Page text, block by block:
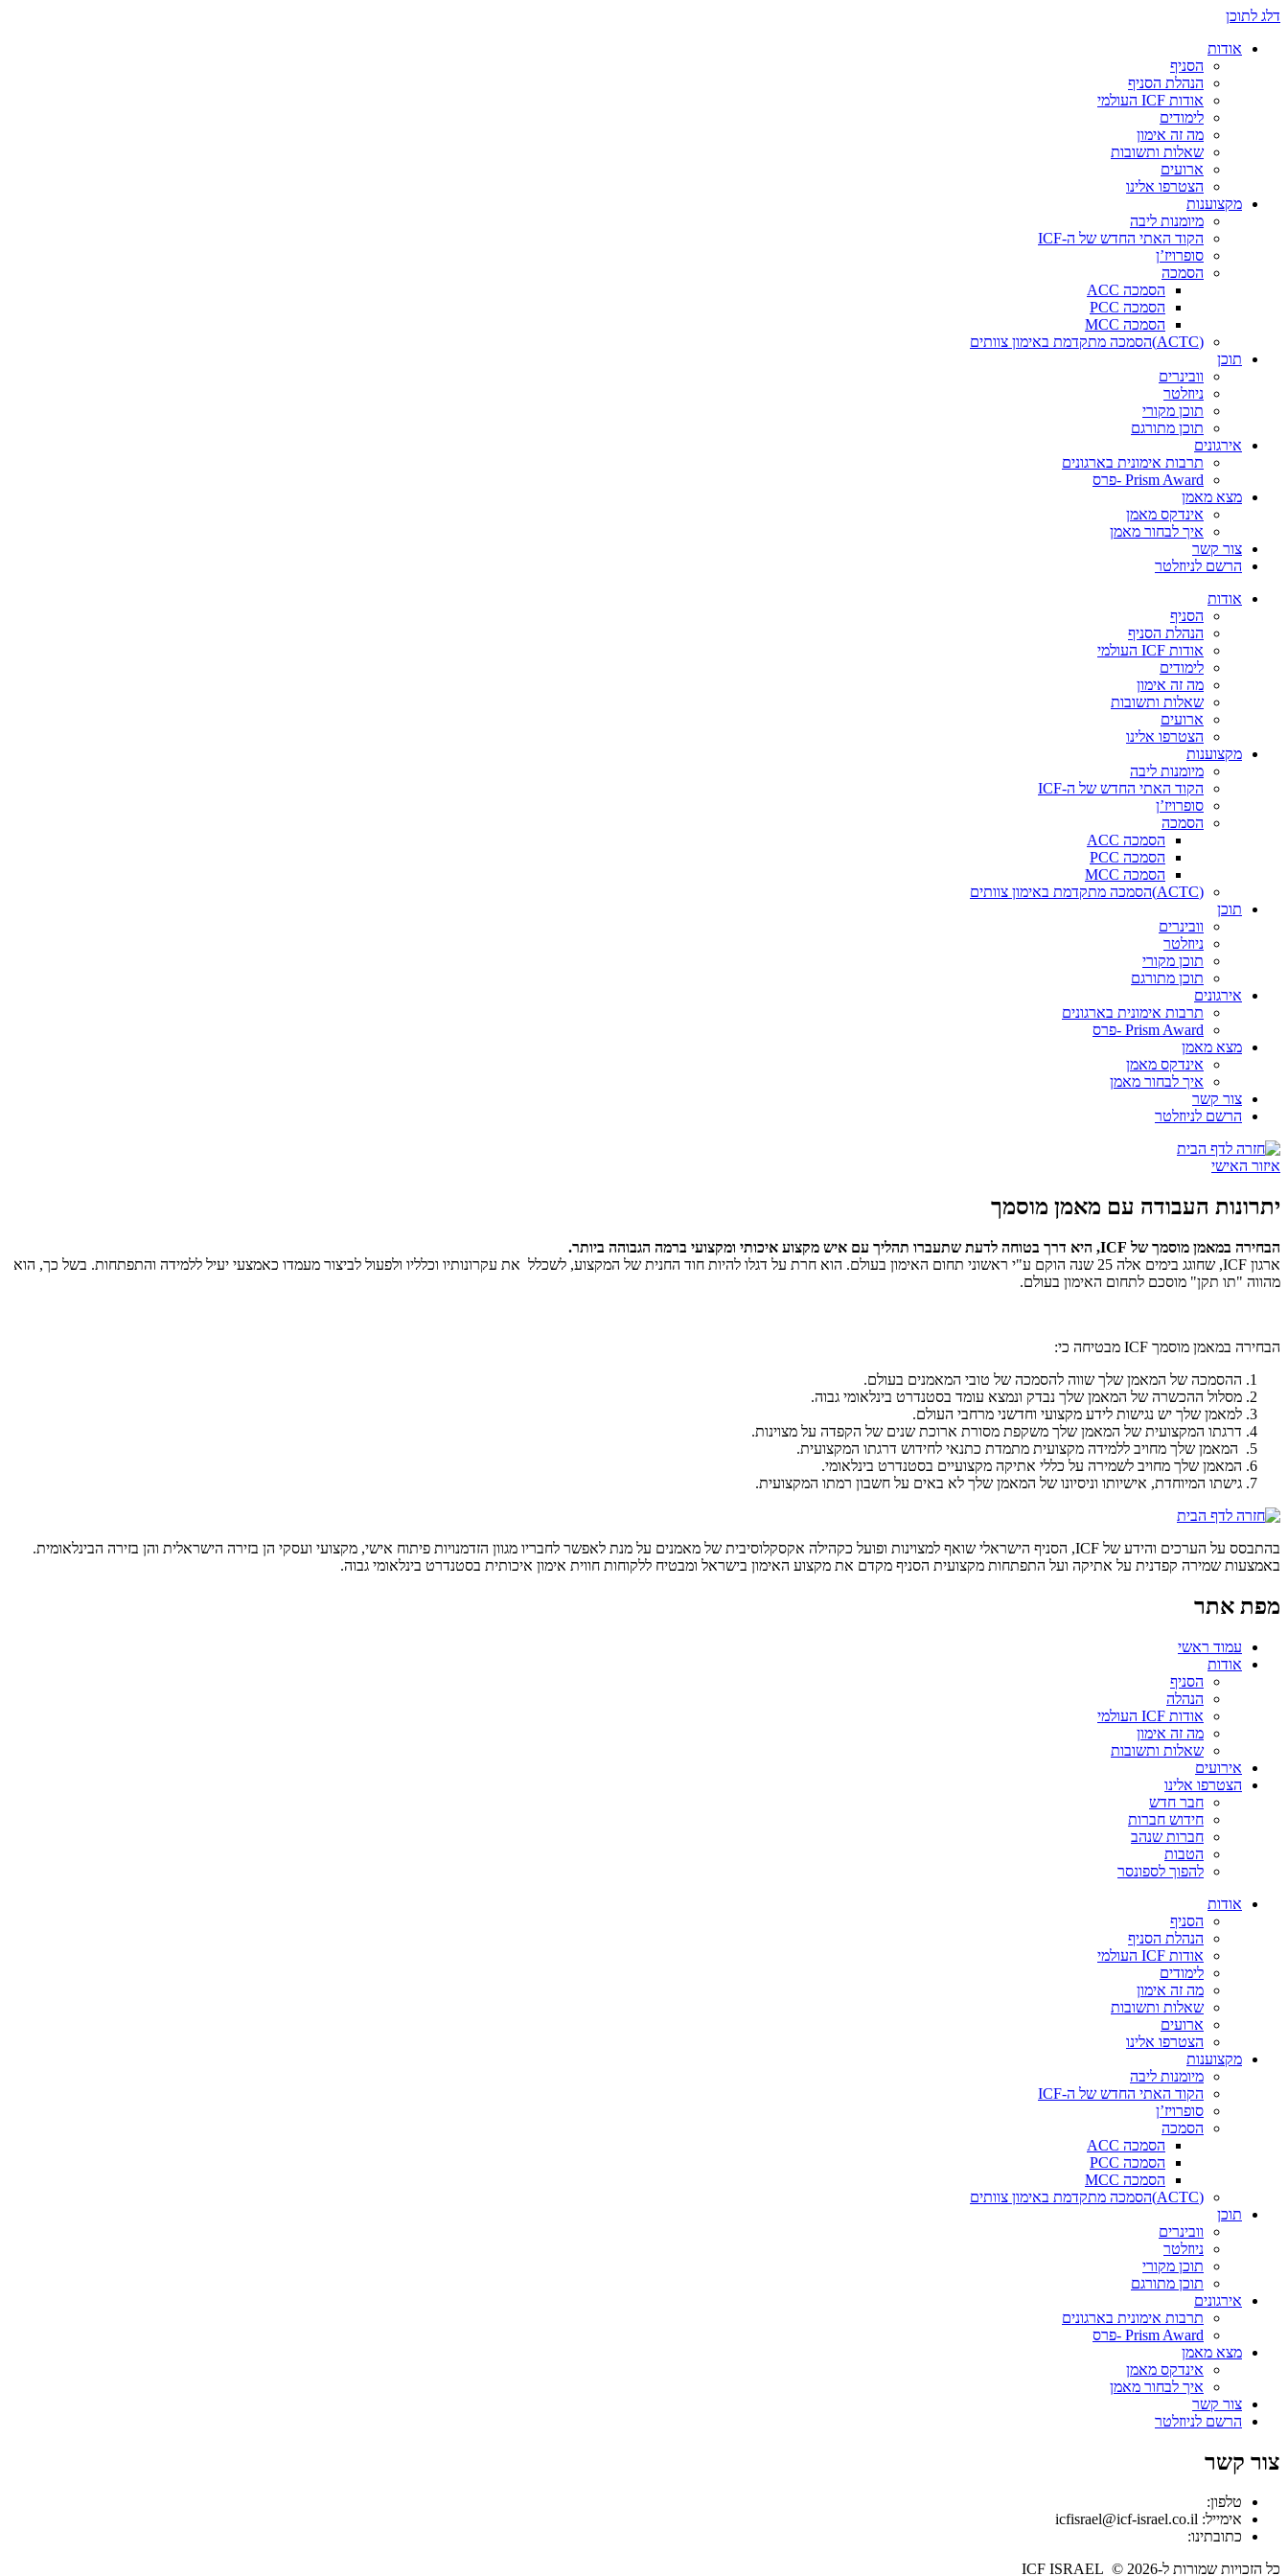
דלג לתוכן
אודות
הסניף
הנהלת הסניף
אודות ICF העולמי
לימודים
מה זה אימון
שאלות ותשובות
ארועים
הצטרפו אלינו
מקצוענות
מיומנות ליבה
הקוד האתי החדש של ה-ICF
סופרויז’ן
הסמכה
הסמכה ACC
הסמכה PCC
הסמכה MCC
(ACTC)הסמכה מתקדמת באימון צוותים
תוכן
וובינרים
ניוזלטר
תוכן מקורי
תוכן מתורגם
אירגונים
תרבות אימונית בארגונים
Prism Award -פרס
מצא מאמן
אינדקס מאמן
איך לבחור מאמן
צור קשר
הרשם לניוזלטר
אודות
הסניף
הנהלת הסניף
אודות ICF העולמי
לימודים
מה זה אימון
שאלות ותשובות
ארועים
הצטרפו אלינו
מקצוענות
מיומנות ליבה
הקוד האתי החדש של ה-ICF
סופרויז’ן
הסמכה
הסמכה ACC
הסמכה PCC
הסמכה MCC
(ACTC)הסמכה מתקדמת באימון צוותים
תוכן
וובינרים
ניוזלטר
תוכן מקורי
תוכן מתורגם
אירגונים
תרבות אימונית בארגונים
Prism Award -פרס
מצא מאמן
אינדקס מאמן
איך לבחור מאמן
צור קשר
הרשם לניוזלטר
איזור האישי
יתרונות העבודה עם מאמן מוסמך
הבחירה במאמן מוסמך של ICF, היא דרך בטוחה לדעת שתעברו תהליך עם איש מקצוע איכותי ומקצועי ברמה הגבוהה ביותר.
ארגון ICF, שחוגג בימים אלה 25 שנה הוקם ע"י ראשוני תחום האימון בעולם. הוא חרת על דגלו להיות חוד החנית של המקצוע, לשכלל את עקרונותיו וכלליו ולפעול לביצור מעמדו כאמצעי יעיל ללמידה והתפתחות. בשל כך, הוא
מהווה "תו תקן" מוסכם לתחום האימון בעולם.
הבחירה במאמן מוסמך ICF מבטיחה כי:
ההסמכה של המאמן שלך שווה להסמכה של טובי המאמנים בעולם.
מסלול ההכשרה של המאמן שלך נבדק ונמצא עומד בסטנדרט בינלאומי גבוה.
למאמן שלך יש נגישות לידע מקצועי וחדשני מרחבי העולם.
דרגתו המקצועית של המאמן שלך משקפת מסורת ארוכת שנים של הקפדה על מצוינות.
המאמן שלך מחויב ללמידה מקצועית מתמדת כתנאי לחידוש דרגתו המקצועית.
המאמן שלך מחויב לשמירה על כללי אתיקה מקצועיים בסטנדרט בינלאומי.
גישתו המיוחדת, אישיותו וניסיונו של המאמן שלך לא באים על חשבון רמתו המקצועית.
בהתבסס על הערכים והידע של ICF, הסניף הישראלי שואף למצוינות ופועל כקהילה אקסקלוסיבית של מאמנים על מנת לאפשר לחבריו מגוון הזדמנויות פיתוח אישי, מקצועי ועסקי הן בזירה הישראלית והן בזירה הבינלאומית.
באמצעות שמירה קפדנית על אתיקה ועל התפתחות מקצועית הסניף מקדם את מקצוע האימון בישראל ומבטיח ללקוחות חווית אימון איכותית בסטנדרט בינלאומי גבוה.
מפת אתר
עמוד ראשי
אודות
הסניף
הנהלה
אודות ICF העולמי
מה זה אימון
שאלות ותשובות
אירועים
הצטרפו אלינו
חבר חדש
חידוש חברות
חברות שנהב
הטבות
להפוך לספונסר
אודות
הסניף
הנהלת הסניף
אודות ICF העולמי
לימודים
מה זה אימון
שאלות ותשובות
ארועים
הצטרפו אלינו
מקצוענות
מיומנות ליבה
הקוד האתי החדש של ה-ICF
סופרויז’ן
הסמכה
הסמכה ACC
הסמכה PCC
הסמכה MCC
(ACTC)הסמכה מתקדמת באימון צוותים
תוכן
וובינרים
ניוזלטר
תוכן מקורי
תוכן מתורגם
אירגונים
תרבות אימונית בארגונים
Prism Award -פרס
מצא מאמן
אינדקס מאמן
איך לבחור מאמן
צור קשר
הרשם לניוזלטר
צור קשר
טלפון:
אימייל: icfisrael@icf-israel.co.il
כתובתינו:
כל הזכויות שמורות ל-ICF ISRAEL © 2026